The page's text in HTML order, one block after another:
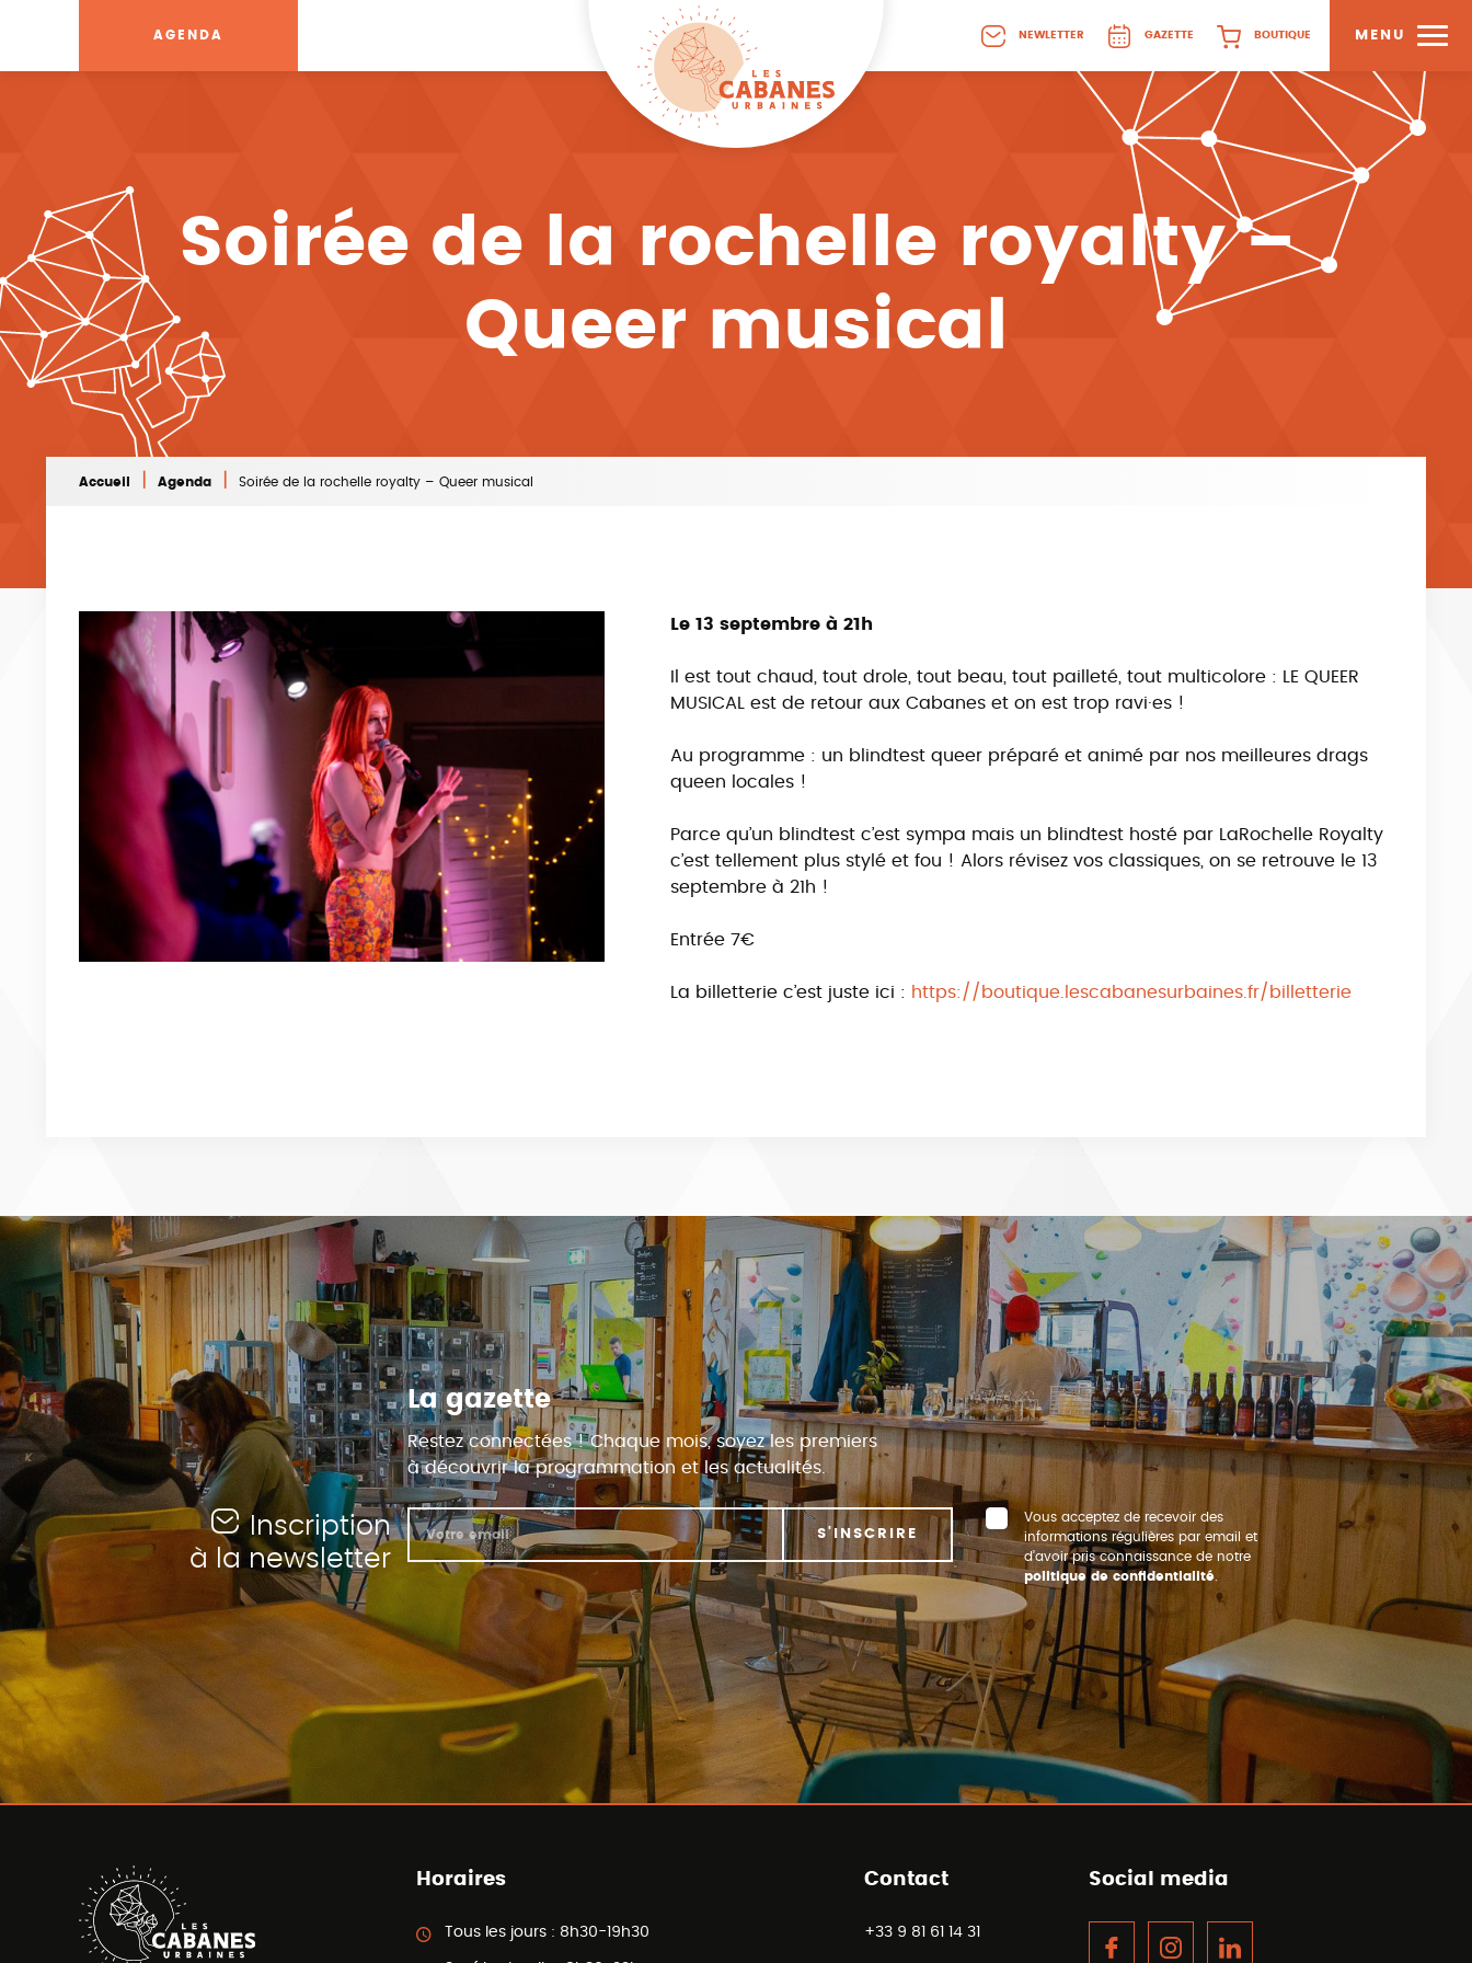
AGENDA NEWLETTER GAZETTE BOUTIQUE MENU
Soirée de la rochelle royalty –
Queer musical
Accueil Agenda Soirée de la rochelle royalty – Queer musical
Le 13 septembre à 21h
Il est tout chaud, tout drole, tout beau, tout pailleté, tout multicolore : LE QUEER
MUSICAL est de retour aux Cabanes et on est trop ravi·es !
Au programme : un blindtest queer préparé et animé par nos meilleures drags
queen locales !
Parce qu’un blindtest c’est sympa mais un blindtest hosté par LaRochelle Royalty
c’est tellement plus stylé et fou ! Alors révisez vos classiques, on se retrouve le 13
septembre à 21h !
Entrée 7€
La billetterie c’est juste ici : https://boutique.lescabanesurbaines.fr/billetterie
La gazette
Restez connectées ! Chaque mois, soyez les premiers
à découvrir la programmation et les actualités.
Inscription
à la newsletter
S'INSCRIRE
Vous acceptez de recevoir des
informations régulières par email et
d’avoir pris connaissance de notre
politique de confidentialité.
Horaires
Tous les jours : 8h30-19h30
Contact
+33 9 81 61 14 31
Social media
FacebookInstagram